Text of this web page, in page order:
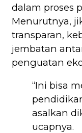
dalam proses
Menurutnya,
transparan,
jembatan
penguatan
“Ini bisa
asalkan
ucapnya.